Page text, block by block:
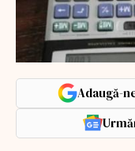
Adaugă-